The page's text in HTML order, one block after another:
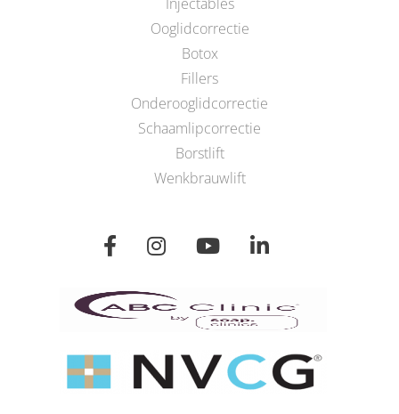
Ooglidcorrectie
Botox
Fillers
Onderooglidcorrectie
Schaamlipcorrectie
Borstlift
Wenkbrauwlift